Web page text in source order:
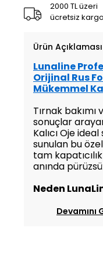
2000 TL üzeri
ücretsiz kargo
Ürün Açıklaması
Lunaline
Orijinal Rus
Mükemmel
Tırnak
sonuçlar
Kalıcı Oje
sunulan bu
tam
anında
Neden
Devamını